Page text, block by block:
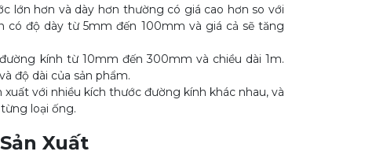
lớn hơn và dày hơn thường có giá cao hơn so với
có độ dày từ 5mm đến 100mm và giá cả sẽ tăng
kính từ 10mm đến 300mm và chiều dài 1m.
độ dài của sản phẩm.
với nhiều kích thước đường kính khác nhau, và
loại ống.
Xuất